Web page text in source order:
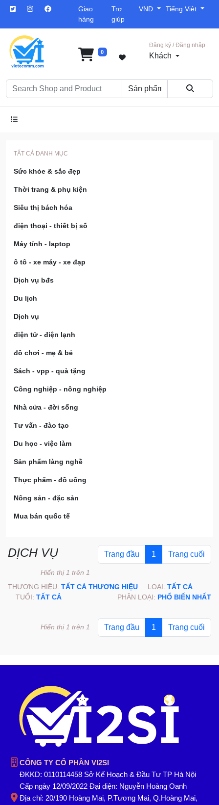
Giao
hàng
Trợ
giúp
VND Tiếng Việt
0
Đăng ký / Đăng nhập
Khách
TẤT CẢ DANH MỤC
Sức khỏe & sắc đẹp
Thời trang & phụ kiện
Siêu thị bách hóa
điện thoại - thiết bị số
Máy tính - laptop
ô tô - xe máy - xe đạp
Dịch vụ bđs
Du lịch
Dịch vụ
điện tử - điện lạnh
đồ chơi - mẹ & bé
Sách - vpp - quà tặng
Công nghiệp - nông nghiệp
Nhà cửa - đời sống
Tư vấn - đào tạo
Du học - việc làm
Sản phẩm làng nghề
Thực phẩm - đồ uống
Nông sản - đặc sản
Mua bán quốc tế
DỊCH VỤ Trang đầu 1 Trang cuối
Hiển thị 1 trên 1
THƯƠNG HIỆU: TẤT CẢ THƯƠNG HIỆU LOẠI: TẤT CẢ
TUỔI: TẤT CẢ PHÂN LOẠI: PHỔ BIẾN NHẤT
Trang đầu 1 Trang cuối
Hiển thị 1 trên 1
CÔNG TY CỔ PHẦN VI2SI
ĐKKD: 0110114458 Sở Kế Hoạch & Đầu Tư TP Hà Nội
Cấp ngày 12/09/2022 Đại diện: Nguyễn Hoàng Oanh
Địa chỉ: 20/190 Hoàng Mai, P.Tương Mai, Q.Hoàng Mai,